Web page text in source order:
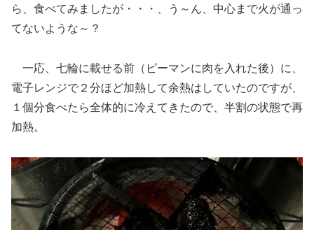
ら、食べてみましたが・・・、う～ん、中心まで火が通っ
てないような～？
一応、七輪に載せる前（ピーマンに肉を入れた後）に、
電子レンジで２分ほど加熱して余熱はしていたのですが、
１個分食べたら全体的に冷えてきたので、半割の状態で再
加熱。